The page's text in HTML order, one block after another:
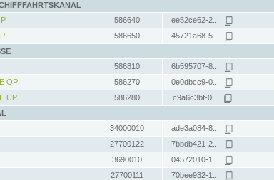
586640 ee52ce62-2...
586650 45721a68-5...
586810 6b595707-8...
OP
586270 0e0dbcc9-0...
UP
586280 c9a6c3bf-0...
34000010 ade3a084-8...
27700122 7bbdb421-2...
3690010 04572010-1...
27700111 70bee932-1...